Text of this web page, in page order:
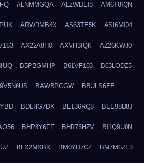
ALNMMGQA ALZWDEI8 AM6T8IQN
ARWDMB4X AS63TE5K ASI6MI04
AX22A8H0 AXVH3IQK AZ26KW80
B5PBGMHP B61VF183 B83LODZ5
BAWBPCGW BBULS6EE
BDLHG7DK BE136RQ8 BEE98D8J
BHP8Y6FF BHR75HZV BI1Q9U0N
BLX2MXBK BM0YD7CZ BM7M6ZF3